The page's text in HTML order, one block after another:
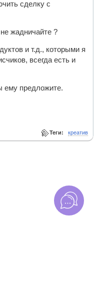
сделку с
жадничайте ?
и т.д., которыми я
всегда есть и
ему предложите.
Теги: креатив